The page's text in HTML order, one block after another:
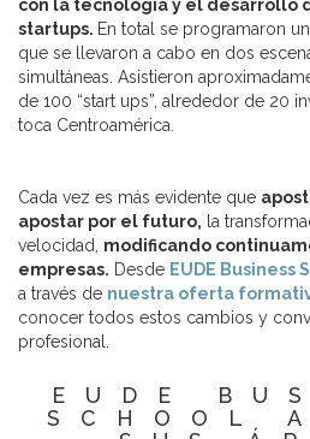
con la tecnología y el desarrollo
startups. En total se programaron
que se llevaron a cabo en dos
simultáneas. Asistieron
de 100 “start ups”, alrededor de 20
toca Centroamérica.
Cada vez es más evidente que
apostar por el futuro, la
velocidad, modificando
empresas. Desde EUDE Business
a través de nuestra oferta
conocer todos estos cambios y
profesional.
EUDE
SCHOOL